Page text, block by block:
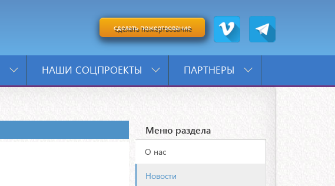
сделать пожертвование
НАШИ СОЦПРОЕКТЫ ПАРТНЕРЫ
Меню раздела
О нас
Новости